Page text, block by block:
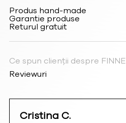
Produs hand-made
Garantie produse
Returul gratuit
Ce spun clienții despre FINNE
Reviewuri
Cristina C.